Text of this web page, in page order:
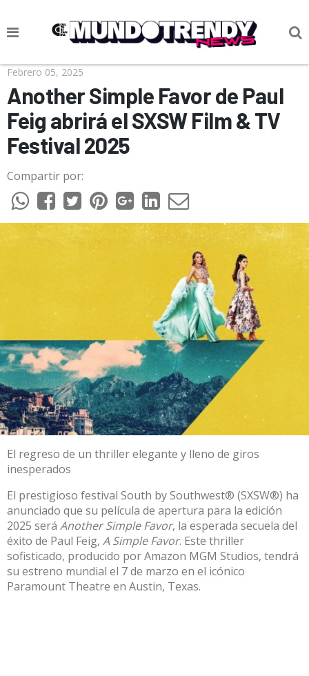
NOTICIAS
CULTURA POP
CIENCIA Y TECNOLOGÍA
VIDA
SOCIEDAD
CULTURIZANDO.COM
Febrero 05, 2025
Another Simple Favor de Paul
Feig abrirá el SXSW Film & TV
Festival 2025
Compartir por:
El regreso de un thriller elegante y lleno de giros
inesperados
El prestigioso festival South by Southwest® (SXSW®) ha
anunciado que su película de apertura para la edición
2025 será Another Simple Favor, la esperada secuela del
éxito de Paul Feig, A Simple Favor. Este thriller
sofisticado, producido por Amazon MGM Studios, tendrá
su estreno mundial el 7 de marzo en el icónico
Paramount Theatre en Austin, Texas.